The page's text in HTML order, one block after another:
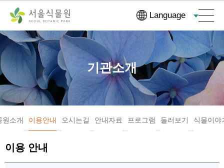
츠
로
가
기
본문으로
바로가기
Language
기관소개
원소개 이용안내 오시는길 안내자료 프로그램 둘러보기 식물이야
이용 안내